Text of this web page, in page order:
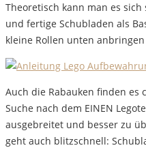
Theoretisch kann man es
und fertige Schubladen als
kleine Rollen unten
Auch die Rabauken finden es
Suche nach dem EINEN
ausgebreitet und besser zu
geht auch blitzschnell: